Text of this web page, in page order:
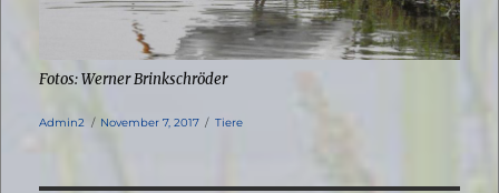
Fotos: Werner Brinkschröder
Autor
Admin2
Veröffentlicht
November 7, 2017 Kategorien
Tiere